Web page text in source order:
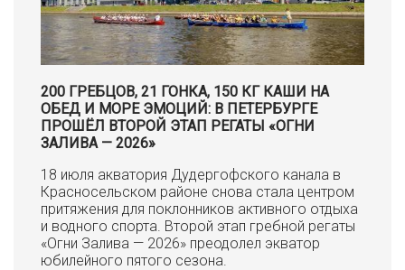
200 ГРЕБЦОВ, 21 ГОНКА, 150 КГ КАШИ НА
ОБЕД И МОРЕ ЭМОЦИЙ: В ПЕТЕРБУРГЕ
ПРОШЁЛ ВТОРОЙ ЭТАП РЕГАТЫ «ОГНИ
ЗАЛИВА — 2026»
18 июля акватория Дудергофского канала в
Красносельском районе снова стала центром
притяжения для поклонников активного отдыха
и водного спорта. Второй этап гребной регаты
«Огни Залива — 2026» преодолел экватор
юбилейного пятого сезона.